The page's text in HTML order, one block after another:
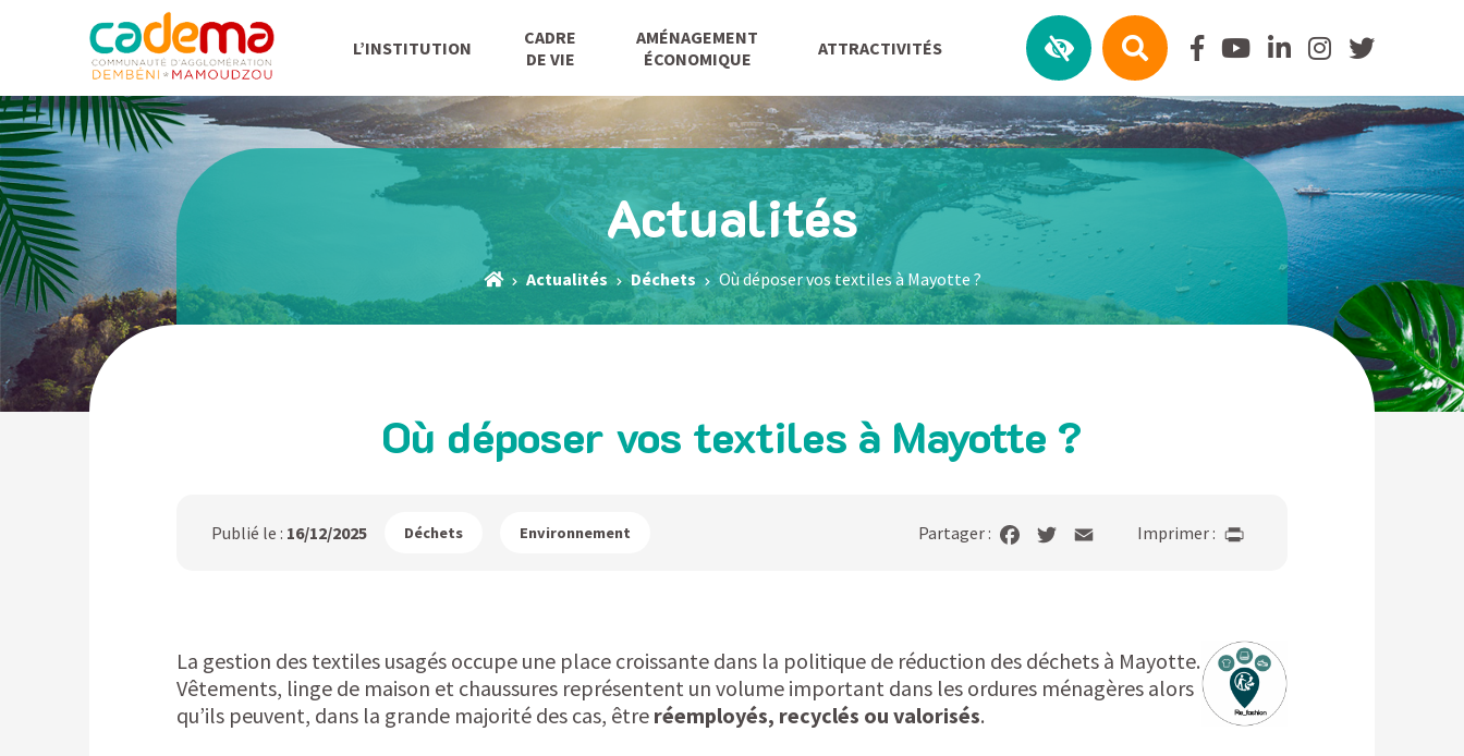
L’INSTITUTION
CADRE
DE VIE
AMÉNAGEMENT
ÉCONOMIQUE
ATTRACTIVITÉS
Actualités
Actualités Déchets Où déposer vos textiles à Mayotte ?
Où déposer vos textiles à Mayotte ?
Publié le : 16/12/2025 Déchets Environnement Partager : Imprimer :
La gestion des textiles usagés occupe une place croissante dans la politique de réduction des déchets à Mayotte.
Vêtements, linge de maison et chaussures représentent un volume important dans les ordures ménagères alors
qu’ils peuvent, dans la grande majorité des cas, être réemployés, recyclés ou valorisés.